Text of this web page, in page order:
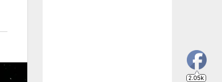
2.05k